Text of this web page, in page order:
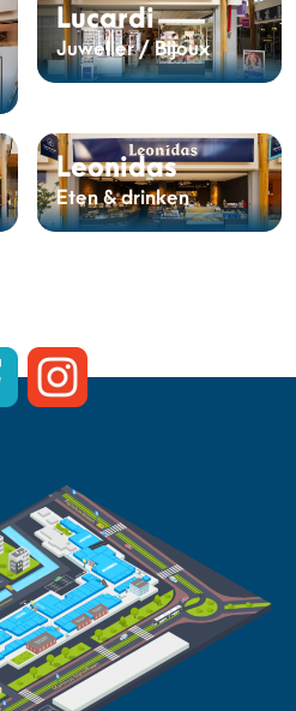
Lucardi
Juwelier / Bijoux
Leonidas
Eten & drinken